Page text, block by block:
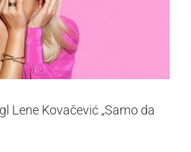
Lene Kovačević „Samo da